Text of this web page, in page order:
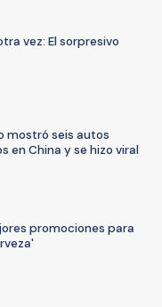
vez: El sorpresivo
mostró seis autos
en China y se hizo viral
promociones para